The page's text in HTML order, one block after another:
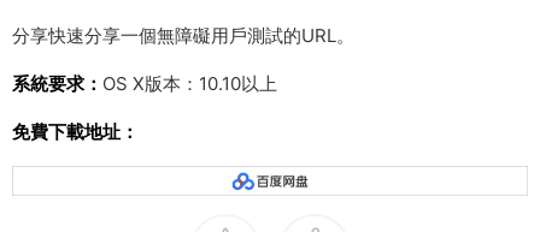
分享快速分享一個無障礙用戶測試的URL。
系統要求： OS X版本：10.10以上
免費下載地址：